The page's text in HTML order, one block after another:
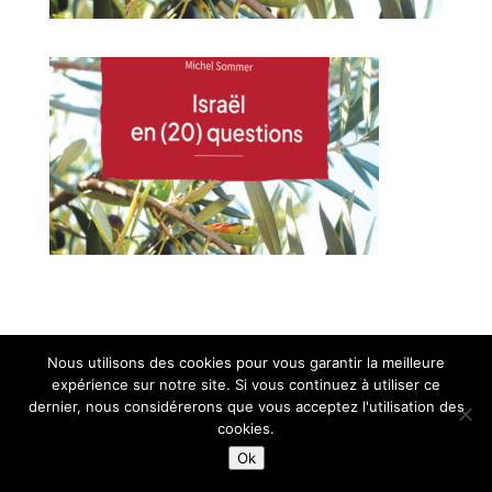
Nous utilisons des cookies pour vous garantir la meilleure
expérience sur notre site. Si vous continuez à utiliser ce
dernier, nous considérerons que vous acceptez l'utilisation des
cookies.
Ok